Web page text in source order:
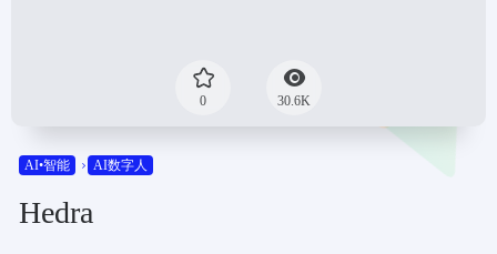
0 30.6K
AI•智能 AI数字人
Hedra